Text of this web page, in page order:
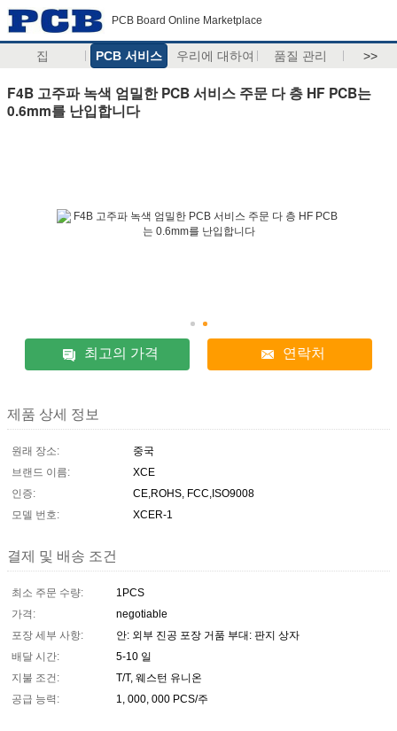
PCB Board Online Marketplace
집 PCB 서비스 우리에 대하여 품질 관리 >>
F4B 고주파 녹색 엄밀한 PCB 서비스 주문 다 층 HF PCB는
0.6mm를 난입합니다
최고의 가격 연락처
제품 상세 정보
원래 장소:
중국
브랜드 이름:
XCE
인증:
CE,ROHS, FCC,ISO9008
모델 번호:
XCER-1
결제 및 배송 조건
최소 주문 수량:
1PCS
가격:
negotiable
포장 세부 사항:
안: 외부 진공 포장 거품 부대: 판지 상자
배달 시간:
5-10 일
지불 조건:
T/T, 웨스턴 유니온
공급 능력:
1, 000, 000 PCS/주